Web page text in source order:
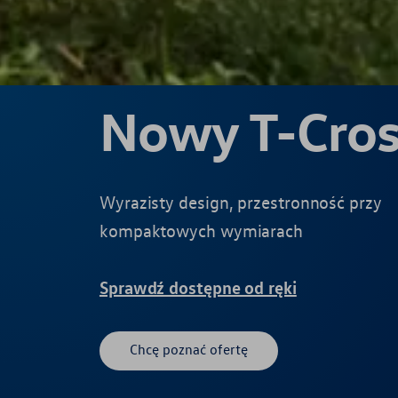
Nowy T-
Wyrazisty design, przestronność przy
kompaktowych wymiarach
Sprawdź dostępne od ręki
Chcę poznać ofertę